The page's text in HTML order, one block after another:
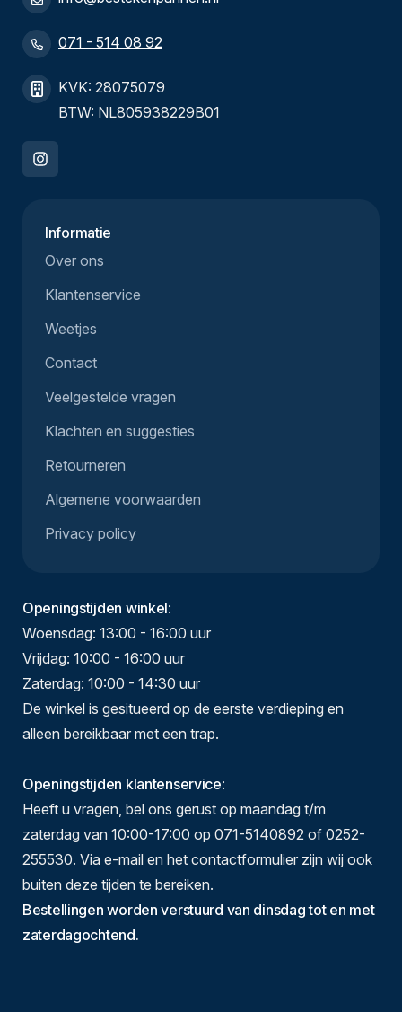
071 - 514 08 92
KVK: 28075079
BTW: NL805938229B01
Informatie
Over ons
Klantenservice
Weetjes
Contact
Veelgestelde vragen
Klachten en suggesties
Retourneren
Algemene voorwaarden
Privacy policy
Openingstijden winkel:
Woensdag: 13:00 - 16:00 uur
Vrijdag: 10:00 - 16:00 uur
Zaterdag: 10:00 - 14:30 uur
De winkel is gesitueerd op de eerste verdieping en
alleen bereikbaar met een trap.
Openingstijden klantenservice:
Heeft u vragen, bel ons gerust op maandag t/m
zaterdag van 10:00-17:00 op 071-5140892 of 0252-
255530. Via e-mail en het contactformulier zijn wij ook
buiten deze tijden te bereiken.
Bestellingen worden verstuurd van dinsdag tot en met
zaterdagochtend.